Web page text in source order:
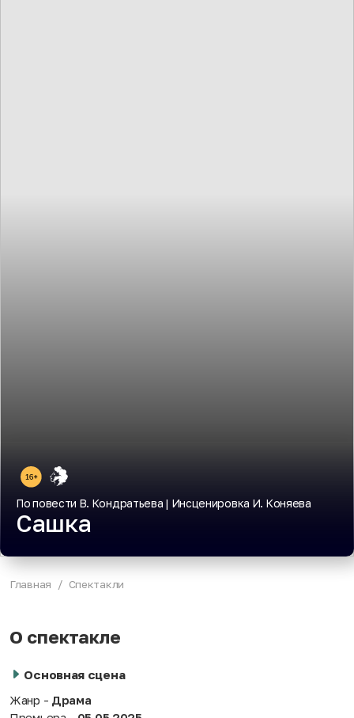
По повести В. Кондратьева | Инсценировка И. Коняева
Сашка
Главная Спектакли
О спектакле
Основная сцена
Жанр - Драма